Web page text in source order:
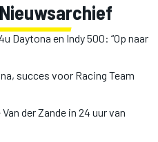
Daytona en Indy 500: “Op naar
succes voor Racing Team
der Zande in 24 uur van